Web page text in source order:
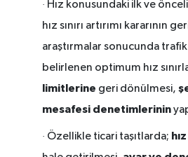
· Hız konusundaki ilk ve
hız sınırı artırımı kararının
araştırmalar sonucunda trafik
belirlenen optimum hız
limitlerine geri dönülmesi,
mesafesi denetimlerinin
· Özellikle ticari taşıtlarda;